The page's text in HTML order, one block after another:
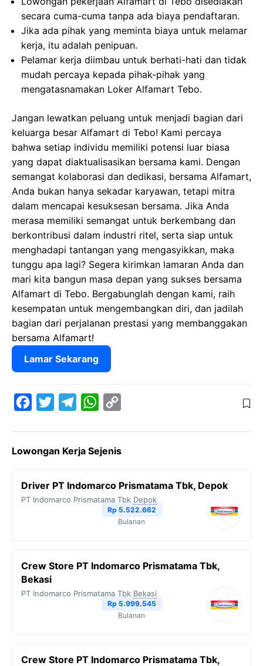
secara cuma-cuma tanpa ada biaya pendaftaran.
Jika ada pihak yang meminta biaya untuk melamar
kerja, itu adalah penipuan.
Pelamar kerja diimbau untuk berhati-hati dan tidak
mudah percaya kepada pihak-pihak yang
mengatasnamakan Loker Alfamart Tebo.
Jangan lewatkan peluang untuk menjadi bagian dari
keluarga besar Alfamart di Tebo! Kami percaya
bahwa setiap individu memiliki potensi luar biasa
yang dapat diaktualisasikan bersama kami. Dengan
semangat kolaborasi dan dedikasi, bersama Alfamart,
Anda bukan hanya sekadar karyawan, tetapi mitra
dalam mencapai kesuksesan bersama. Jika Anda
merasa memiliki semangat untuk berkembang dan
berkontribusi dalam industri ritel, serta siap untuk
menghadapi tantangan yang mengasyikkan, maka
tunggu apa lagi? Segera kirimkan lamaran Anda dan
mari kita bangun masa depan yang sukses bersama
Alfamart di Tebo. Bergabunglah dengan kami, raih
kesempatan untuk mengembangkan diri, dan jadilah
bagian dari perjalanan prestasi yang membanggakan
bersama Alfamart!
Lamar Sekarang
e
o
t
e
e
r
W
t
A
y
i
n
k
Lowongan Kerja Sejenis
Driver PT Indomarco Prismatama Tbk, Depok
PT Indomarco Prismatama Tbk Depok
Rp 5.522.662
Bulanan
Crew Store PT Indomarco Prismatama Tbk,
Bekasi
PT Indomarco Prismatama Tbk Bekasi
Rp 5.999.545
Bulanan
Crew Store PT Indomarco Prismatama Tbk,